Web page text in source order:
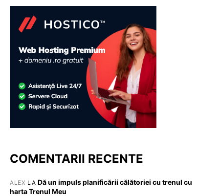
COMENTARII RECENTE
ALEX LA Dă un impuls planificării călătoriei cu trenul cu
harta Trenul Meu